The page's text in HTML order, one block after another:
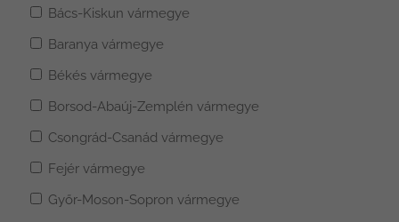
Bács-Kiskun vármegye
Baranya vármegye
Békés vármegye
Borsod-Abaúj-Zemplén vármegye
Csongrád-Csanád vármegye
Fejér vármegye
Győr-Moson-Sopron vármegye